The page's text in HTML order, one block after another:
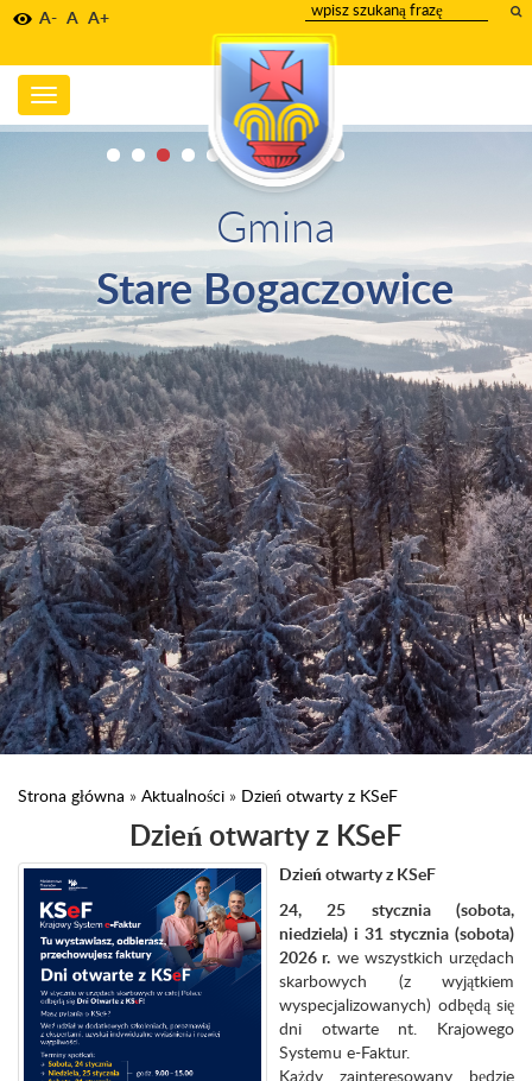
A- A A+
wpisz
szukany
tekst
Toggle
navigation
Gmina
Stare Bogaczowice
Strona główna » Aktualności » Dzień otwarty z KSeF
Dzień otwarty z KSeF
Dzień otwarty z KSeF
24, 25 stycznia (sobota,
niedziela) i 31 stycznia (sobota)
2026 r. we wszystkich urzędach
skarbowych (z wyjątkiem
wyspecjalizowanych) odbędą się
dni otwarte nt. Krajowego
Systemu e-Faktur.
Każdy zainteresowany będzie